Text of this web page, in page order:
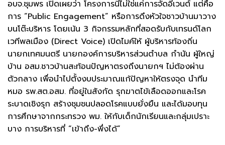
อบจ.ชุมพร เปิดเผยว่า โครงการนี้ไม่ใช่แค่การจัดอีเวนต์ แต่คือ
การ “Public Engagement” หรือการดึงหัวใจชาวบ้านมาวาง
บนโต๊ะบริหาร โดยเน้น 3 กิจกรรมหลักที่สอดรับกับเทรนด์โลก ​
เวทีพลเมือง (Direct Voice) เปิดไมค์ให้ ผู้บริหารท้องถิ่น
นายกเทศมนตรี นายกองค์การบริหารส่วนตำบล กำนัน ผู้ใหญ่
บ้าน อสม.ชาวบ้านสะท้อนปัญหาตรงถึงนายกฯ ไม่ต้องผ่าน
ตัวกลาง เพื่อนำไปตั้งงบประมาณแก้ปัญหาให้ตรงจุด นำทีม
หมอ รพ.สต.อสม. ที่อยู่ในสังกัด รุกฆาตไข้เลือดออกและโรค
ระบาดเชิงรุก สร้างชุมชนปลอดโรคแบบยั่งยืน และได้มอบทุน
การศึกษาจากกระทรวง พม. ให้กับเด็กนักเรียนและกลุ่มเปราะ
บาง การบริหารที่ “เข้าถึง-พึ่งได้”